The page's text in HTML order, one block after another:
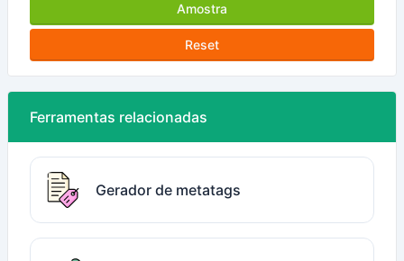
Amostra
Reset
Ferramentas relacionadas
Gerador de metatags